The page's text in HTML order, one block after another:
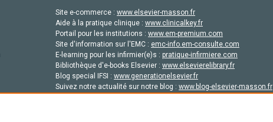
Site e-commerce : www.elsevier-masson.fr
Aide à la pratique clinique : www.clinicalkey.fr
Portail pour les institutions : www.em-premium.com
Site d'information sur l'EMC : emc-info.em-consulte.com
E-learning pour les infirmier(e)s : pratique-infirmiere.com
Bibliothèque d'e-books Elsevier : www.elsevierelibrary.fr
Blog special IFSI : www.generationelsevier.fr
Suivez notre actualité sur notre blog : www.blog-elsevier-masson.fr